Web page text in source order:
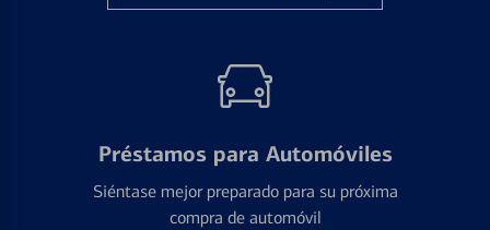
Préstamos para Automóviles
Siéntase mejor preparado para su próxima
compra de automóvil